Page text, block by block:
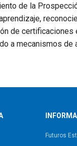
de la
de
a mecanismos de
Futuros